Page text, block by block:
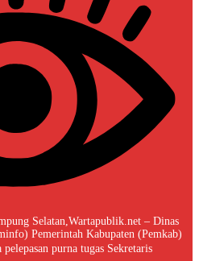
Selatan,Wartapublik.net – Dinas
Pemerintah Kabupaten (Pemkab)
purna tugas Sekretaris